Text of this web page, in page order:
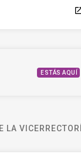
ESTÁS AQUÍ
LA